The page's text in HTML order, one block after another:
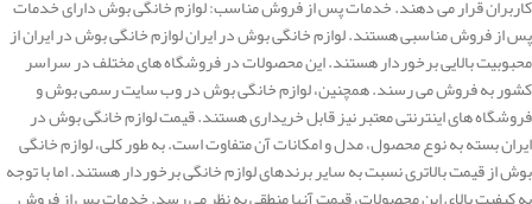
کاربران قرار می دهند. خدمات پس از فروش مناسب: لوازم خانگی بوش دارای خدمات
پس از فروش مناسبی هستند. لوازم خانگی بوش در ایران لوازم خانگی بوش در ایران از
محبوبیت بالایی برخوردار هستند. این محصولات در فروشگاه های مختلف در سراسر
کشور به فروش می رسند. همچنین، لوازم خانگی بوش در وب سایت رسمی بوش و
فروشگاه های اینترنتی معتبر نیز قابل خریداری هستند. قیمت لوازم خانگی بوش در
ایران بسته به نوع محصول، مدل و امکانات آن متفاوت است. به طور کلی، لوازم خانگی
بوش از قیمت بالاتری نسبت به سایر برندهای لوازم خانگی برخوردار هستند. اما با توجه